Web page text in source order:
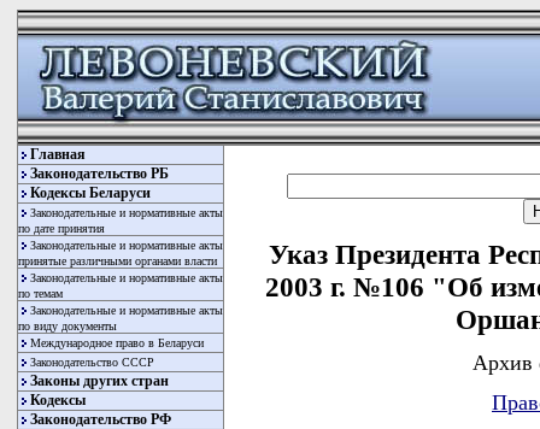
Главная
Законодательство РБ
Кодексы Беларуси
Законодательные и нормативные акты
по дате принятия
Законодательные и нормативные акты
принятые различными органами власти
Законодательные и нормативные акты
по темам
Законодательные и нормативные акты
по виду документы
Международное право в Беларуси
Законодательство СССР
Законы других стран
Кодексы
Законодательство РФ
Указ Президента
2003 г. №106 "Об
Архив